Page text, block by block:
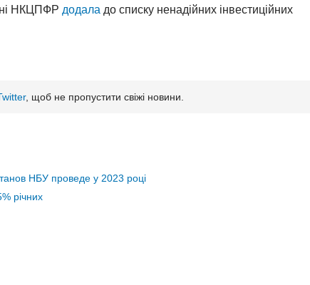
НКЦПФР додала до списку ненадійних інвестиційних
, щоб не пропустити свіжі новини.
НБУ проведе у 2023 році
річних